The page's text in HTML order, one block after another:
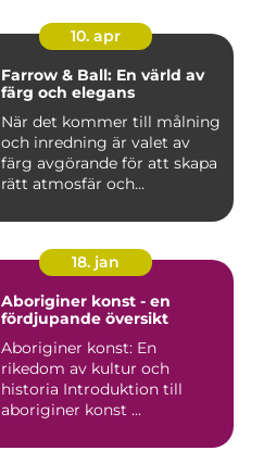
10. apr
Farrow & Ball: En värld av
färg och elegans
När det kommer till målning
och inredning är valet av
färg avgörande för att skapa
rätt atmosfär och...
18. jan
Aboriginer konst - en
fördjupande översikt
Aboriginer konst: En
rikedom av kultur och
historia Introduktion till
aboriginer konst ...